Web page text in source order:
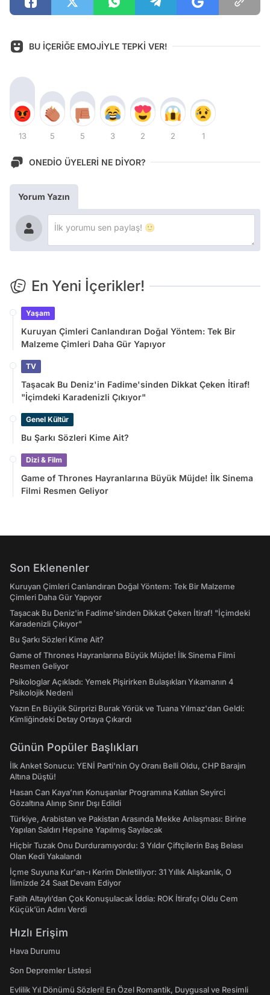
BU İÇERİĞE EMOJİYLE TEPKİ VER!
13 5 5 3 2 2 1
ONEDİO ÜYELERİ NE DİYOR?
Yorum Yazın
En Yeni İçerikler!
Yaşam
Kuruyan Çimleri Canlandıran Doğal Yöntem: Tek Bir
Malzeme Çimleri Daha Gür Yapıyor
TV
Taşacak Bu Deniz'in Fadime'sinden Dikkat Çeken İtiraf!
"İçimdeki Karadenizli Çıkıyor"
Genel Kültür
Bu Şarkı Sözleri Kime Ait?
Dizi & Film
Game of Thrones Hayranlarına Büyük Müjde! İlk Sinema
Filmi Resmen Geliyor
Son Eklenenler
Kuruyan Çimleri Canlandıran Doğal Yöntem: Tek Bir Malzeme
Çimleri Daha Gür Yapıyor
Taşacak Bu Deniz'in Fadime'sinden Dikkat Çeken İtiraf! "İçimdeki
Karadenizli Çıkıyor"
Bu Şarkı Sözleri Kime Ait?
Game of Thrones Hayranlarına Büyük Müjde! İlk Sinema Filmi
Resmen Geliyor
Psikologlar Açıkladı: Yemek Pişirirken Bulaşıkları Yıkamanın 4
Psikolojik Nedeni
Yazın En Büyük Sürprizi Burak Yörük ve Tuana Yılmaz'dan Geldi:
Kimliğindeki Detay Ortaya Çıkardı
Günün Popüler Başlıkları
İlk Anket Sonucu: YENİ Parti'nin Oy Oranı Belli Oldu, CHP Barajın
Altına Düştü!
Hasan Can Kaya’nın Konuşanlar Programına Katılan Seyirci
Gözaltına Alınıp Sınır Dışı Edildi
Türkiye, Arabistan ve Pakistan Arasında Mekke Anlaşması: Birine
Yapılan Saldırı Hepsine Yapılmış Sayılacak
Hiçbir Tuzak Onu Durduramıyordu: 3 Yıldır Çiftçilerin Baş Belası
Olan Kedi Yakalandı
İçme Suyuna Kur'an-ı Kerim Dinletiliyor: 31 Yıllık Alışkanlık, O
İlimizde 24 Saat Devam Ediyor
Fatih Altaylı’dan Çok Konuşulacak İddia: ROK İtirafçı Oldu Cem
Küçük’ün Adını Verdi
Hızlı Erişim
Hava Durumu
Son Depremler Listesi
Evlilik Yıl Dönümü Sözleri! En Özel Romantik, Duygusal ve Resimli